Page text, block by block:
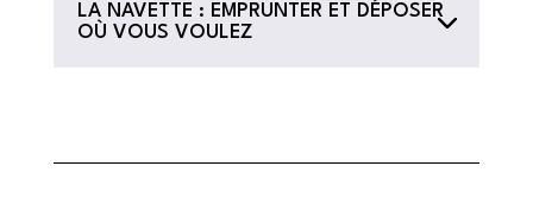
LA NAVETTE : EMPRUNTER ET DÉPOSER
OÙ VOUS VOULEZ